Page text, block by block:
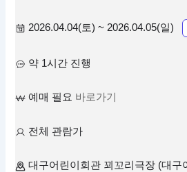
2026.04.04(토) ~ 2026.04.05(일)
약 1시간 진행
예매 필요 바로가기
전체 관람가
대구어린이회관 꾀꼬리극장 (대구